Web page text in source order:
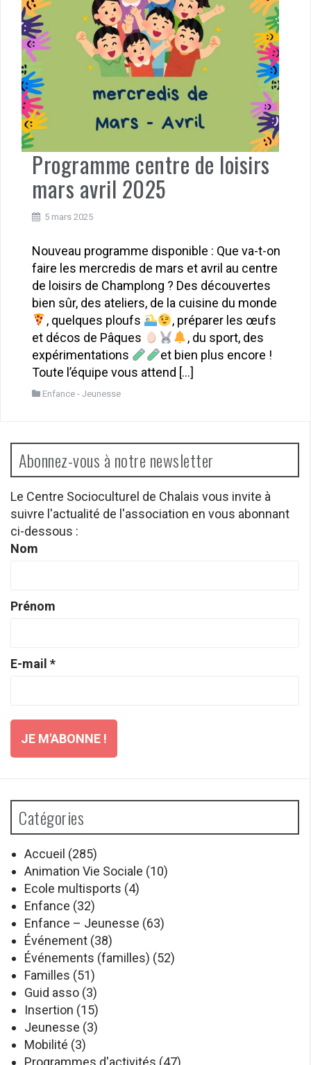
Programme centre de loisirs
mars avril 2025
5 mars 2025
Nouveau programme disponible : Que va-t-on
faire les mercredis de mars et avril au centre
de loisirs de Champlong ? Des découvertes
bien sûr, des ateliers, de la cuisine du monde
, quelques ploufs
, préparer les œufs
et décos de Pâques
, du sport, des
expérimentations
et bien plus encore !
Toute l’équipe vous attend […]
Enfance - Jeunesse
Abonnez-vous à notre newsletter
Le Centre Socioculturel de Chalais vous invite à
suivre l'actualité de l'association en vous abonnant
ci-dessous :
Nom
Prénom
E-mail *
Catégories
Accueil (285)
Animation Vie Sociale (10)
Ecole multisports (4)
Enfance (32)
Enfance – Jeunesse (63)
Événement (38)
Événements (familles) (52)
Familles (51)
Guid asso (3)
Insertion (15)
Jeunesse (3)
Mobilité (3)
Programmes d'activités (47)